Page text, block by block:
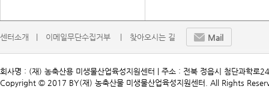
센터소개   | 이메일무단수집거부    | 찾아오시는 길 Mail
회사명 : (재) 농축산용 미생물산업육성지원센터 | 주소 : 전북 정읍시 첨단과
Copyright © 2017 BY(재) 농축산물 미생물산업육성지원센터. All Rights